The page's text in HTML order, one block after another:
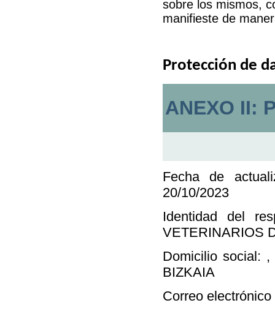
sobre los mismos,
manifieste de
Protección de
ANEXO II:
Fecha de
20/10/2023
Identidad del
VETERINARIOS
Domicilio social:
BIZKAIA
Correo